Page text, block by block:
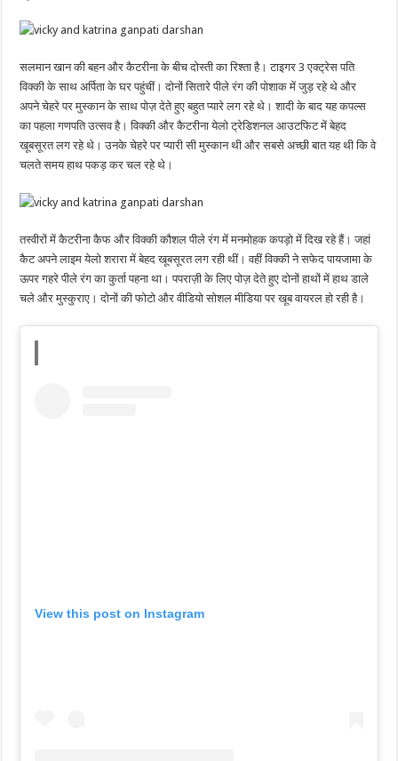
सलमान खान की बहन और कैटरीना के बीच दोस्ती का रिश्ता है। टाइगर 3 एक्ट्रेस पति
विक्की के साथ अर्पिता के घर पहुंचीं। दोनों सितारे पीले रंग की पोशाक में जुड़ रहे थे और
अपने चेहरे पर मुस्कान के साथ पोज़ देते हुए बहुत प्यारे लग रहे थे। शादी के बाद यह कपल्स
का पहला गणपति उत्सव है। विक्की और कैटरीना येलो ट्रेडिशनल आउटफिट में बेहद
खूबसूरत लग रहे थे। उनके चेहरे पर प्यारी सी मुस्कान थी और सबसे अच्छी बात यह थी कि वे
चलते समय हाथ पकड़ कर चल रहे थे।
तस्वीरों में कैटरीना कैफ और विक्की कौशल पीले रंग में मनमोहक कपड़ो में दिख रहे हैं। जहां
कैट अपने लाइम येलो शरारा में बेहद खूबसूरत लग रही थीं। वहीं विक्की ने सफेद पायजामा के
ऊपर गहरे पीले रंग का कुर्ता पहना था। पपराज़ी के लिए पोज़ देते हुए दोनों हाथों में हाथ डाले
चले और मुस्कुराए। दोनों की फोटो और वीडियो सोशल मीडिया पर खूब वायरल हो रही है।
View this post on Instagram